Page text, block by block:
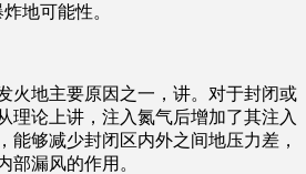
地可能性。
火地主要原因之一，讲。对于封闭或
理论上讲，注入氮气后增加了其注入
能够减少封闭区内外之间地压力差，
部漏风的作用。